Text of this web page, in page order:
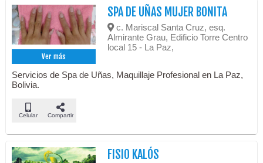
Ver más
SPA DE UÑAS MUJER BONITA
c. Mariscal Santa Cruz, esq.
Almirante Grau, Edificio Torre Centro
local 15 - La Paz,
Servicios de Spa de Uñas, Maquillaje Profesional en La Paz,
Bolivia.
Celular Compartir
FISIO KALÓS